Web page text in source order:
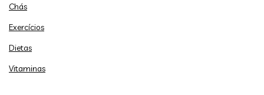
Chás
Exercícios
Dietas
Vitaminas